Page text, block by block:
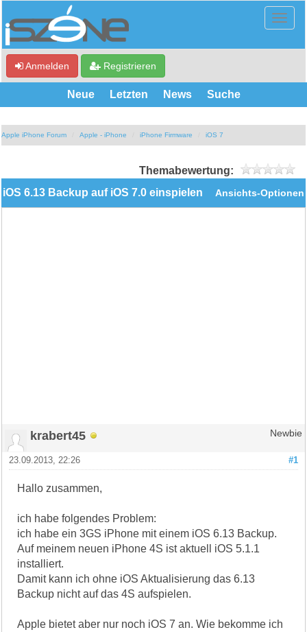
Anmelden Registrieren
Neue Letzten News Suche
Apple iPhone Forum Apple - iPhone iPhone Firmware iOS 7
Themabewertung:
Ansichts-Optionen
iOS 6.13 Backup auf iOS 7.0 einspielen
krabert45 Newbie
#1
23.09.2013, 22:26
Hallo zusammen,
ich habe folgendes Problem:
ich habe ein 3GS iPhone mit einem iOS 6.13 Backup.
Auf meinem neuen iPhone 4S ist aktuell iOS 5.1.1
installiert.
Damit kann ich ohne iOS Aktualisierung das 6.13
Backup nicht auf das 4S aufspielen.
Apple bietet aber nur noch iOS 7 an. Wie bekomme ich